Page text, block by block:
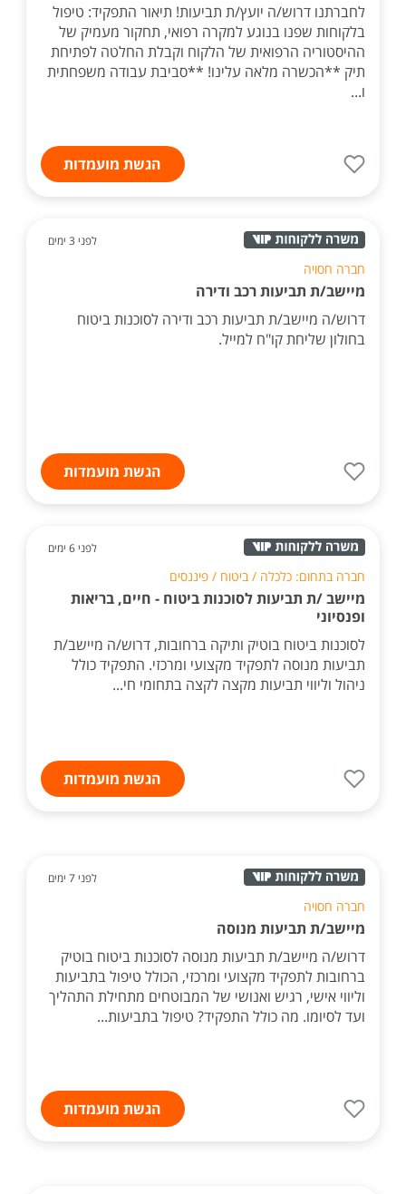
לחברתנו דרוש/ה יועץ/ת תביעות! תיאור התפקיד: טיפול
בלקוחות שפנו בנוגע למקרה רפואי, תחקור מעמיק של
ההיסטוריה הרפואית של הלקוח וקבלת החלטה לפתיחת
תיק **הכשרה מלאה עלינו! **סביבת עבודה משפחתית
ו...
הגשת מועמדות
לפני 3 ימים
חברה חסויה
מיישב/ת תביעות רכב ודירה
דרוש/ה מיישב/ת תביעות רכב ודירה לסוכנות ביטוח
בחולון שליחת קו"ח למייל.
הגשת מועמדות
לפני 6 ימים
חברה בתחום: כלכלה / ביטוח / פיננסים
מיישב /ת תביעות לסוכנות ביטוח - חיים, בריאות
ופנסיוני
לסוכנות ביטוח בוטיק ותיקה ברחובות, דרוש/ה מיישב/ת
תביעות מנוסה לתפקיד מקצועי ומרכזי. התפקיד כולל
ניהול וליווי תביעות מקצה לקצה בתחומי חי...
הגשת מועמדות
לפני 7 ימים
חברה חסויה
מיישב/ת תביעות מנוסה
דרוש/ה מיישב/ת תביעות מנוסה לסוכנות ביטוח בוטיק
ברחובות לתפקיד מקצועי ומרכזי, הכולל טיפול בתביעות
וליווי אישי, רגיש ואנושי של המבוטחים מתחילת התהליך
ועד לסיומו. מה כולל התפקיד? טיפול בתביעות...
הגשת מועמדות